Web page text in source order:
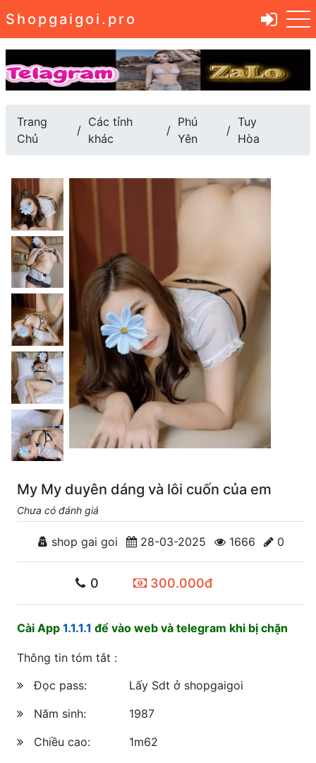
Shopgaigoi.pro
Trang
Chủ
Các tỉnh
khác
Phú
Yên
Tuy
Hòa
My My duyên dáng và lôi cuốn của em
Chưa có đánh giá
shop gai goi 28-03-2025 1666 0
0 300.000đ
Cài App 1.1.1.1 để vào web và telegram khi bị chặn
Thông tin tóm tắt :
Đọc pass:
Lấy Sdt ở shopgaigoi
Năm sinh:
1987
Chiều cao:
1m62